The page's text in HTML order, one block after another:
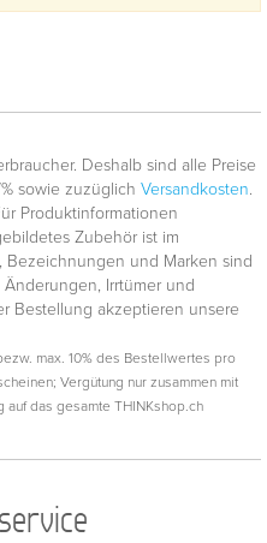
Deshalb sind alle Preise
sowie zuzüglich Versandkosten.
Produktinformationen
Zubehör ist im
Bezeichnungen und Marken sind
Irrtümer und
Bestellung akzeptieren unsere
max. 10% des Bestellwertes pro
Vergütung nur zusammen mit
auf das gesamte THINKshop.ch